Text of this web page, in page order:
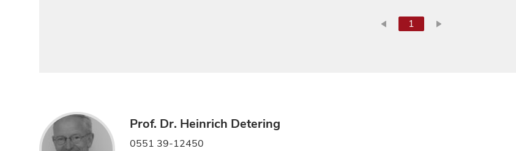
1
Prof. Dr. Heinrich Detering
0551 39-12450